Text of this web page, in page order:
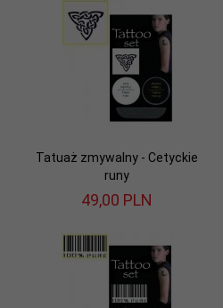
Tatuaż zmywalny - Cetyckie
runy
49,00 PLN